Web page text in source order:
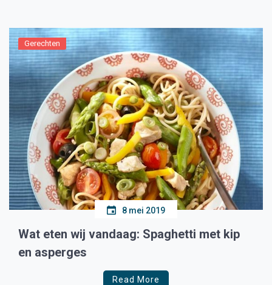
Gerechten
8 mei 2019
Wat eten wij vandaag: Spaghetti met kip
en asperges
Read More